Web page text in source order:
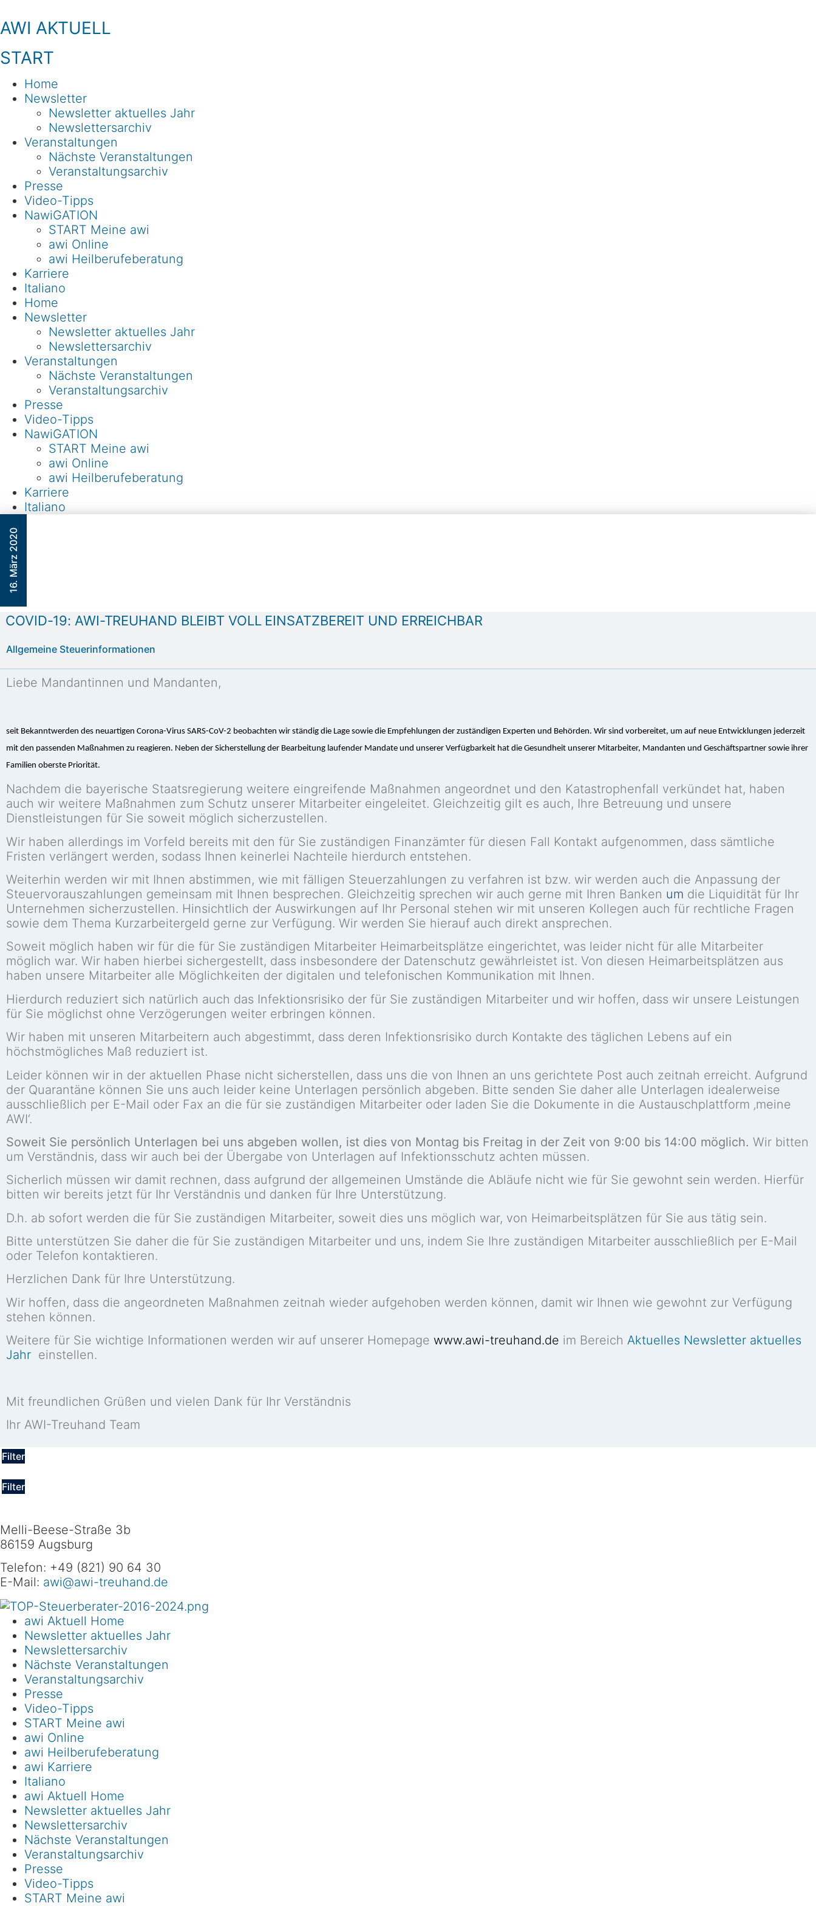
Inhalt
springen
AWI AKTUELL
START
Home
Newsletter
Newsletter aktuelles Jahr
Newslettersarchiv
Veranstaltungen
Nächste Veranstaltungen
Veranstaltungsarchiv
Presse
Video-Tipps
NawiGATION
START Meine awi
awi Online
awi Heilberufeberatung
Karriere
Italiano
Home
Newsletter
Newsletter aktuelles Jahr
Newslettersarchiv
Veranstaltungen
Nächste Veranstaltungen
Veranstaltungsarchiv
Presse
Video-Tipps
NawiGATION
START Meine awi
awi Online
awi Heilberufeberatung
Karriere
Italiano
16. März 2020
COVID-19: AWI-TREUHAND BLEIBT VOLL EINSATZBEREIT UND ERREICHBAR
Allgemeine Steuerinformationen
Liebe Mandantinnen und Mandanten,
seit Bekanntwerden des neuartigen Corona-Virus SARS-CoV-2 beobachten wir ständig die Lage sowie die Empfehlungen der zuständigen Experten und Behörden. Wir sind vorbereitet, um auf neue Entwicklungen jederzeit
mit den passenden Maßnahmen zu reagieren. Neben der Sicherstellung der Bearbeitung laufender Mandate und unserer Verfügbarkeit hat die Gesundheit unserer Mitarbeiter, Mandanten und Geschäftspartner sowie ihrer
Familien oberste Priorität.
Nachdem die bayerische Staatsregierung weitere eingreifende Maßnahmen angeordnet und den Katastrophenfall verkündet hat, haben
auch wir weitere Maßnahmen zum Schutz unserer Mitarbeiter eingeleitet. Gleichzeitig gilt es auch, Ihre Betreuung und unsere
Dienstleistungen für Sie soweit möglich sicherzustellen.
Wir haben allerdings im Vorfeld bereits mit den für Sie zuständigen Finanzämter für diesen Fall Kontakt aufgenommen, dass sämtliche
Fristen verlängert werden, sodass Ihnen keinerlei Nachteile hierdurch entstehen.
Weiterhin werden wir mit Ihnen abstimmen, wie mit fälligen Steuerzahlungen zu verfahren ist bzw. wir werden auch die Anpassung der
Steuervorauszahlungen gemeinsam mit Ihnen besprechen. Gleichzeitig sprechen wir auch gerne mit Ihren Banken um die Liquidität für Ihr
Unternehmen sicherzustellen. Hinsichtlich der Auswirkungen auf Ihr Personal stehen wir mit unseren Kollegen auch für rechtliche Fragen
sowie dem Thema Kurzarbeitergeld gerne zur Verfügung. Wir werden Sie hierauf auch direkt ansprechen.
Soweit möglich haben wir für die für Sie zuständigen Mitarbeiter Heimarbeitsplätze eingerichtet, was leider nicht für alle Mitarbeiter
möglich war. Wir haben hierbei sichergestellt, dass insbesondere der Datenschutz gewährleistet ist. Von diesen Heimarbeitsplätzen aus
haben unsere Mitarbeiter alle Möglichkeiten der digitalen und telefonischen Kommunikation mit Ihnen.
Hierdurch reduziert sich natürlich auch das Infektionsrisiko der für Sie zuständigen Mitarbeiter und wir hoffen, dass wir unsere Leistungen
für Sie möglichst ohne Verzögerungen weiter erbringen können.
Wir haben mit unseren Mitarbeitern auch abgestimmt, dass deren Infektionsrisiko durch Kontakte des täglichen Lebens auf ein
höchstmögliches Maß reduziert ist.
Leider können wir in der aktuellen Phase nicht sicherstellen, dass uns die von Ihnen an uns gerichtete Post auch zeitnah erreicht. Aufgrund
der Quarantäne können Sie uns auch leider keine Unterlagen persönlich abgeben. Bitte senden Sie daher alle Unterlagen idealerweise
ausschließlich per E-Mail oder Fax an die für sie zuständigen Mitarbeiter oder laden Sie die Dokumente in die Austauschplattform ‚meine
AWI‘.
Soweit Sie persönlich Unterlagen bei uns abgeben wollen, ist dies von Montag bis Freitag in der Zeit von 9:00 bis 14:00 möglich. Wir bitten
um Verständnis, dass wir auch bei der Übergabe von Unterlagen auf Infektionsschutz achten müssen.
Sicherlich müssen wir damit rechnen, dass aufgrund der allgemeinen Umstände die Abläufe nicht wie für Sie gewohnt sein werden. Hierfür
bitten wir bereits jetzt für Ihr Verständnis und danken für Ihre Unterstützung.
D.h. ab sofort werden die für Sie zuständigen Mitarbeiter, soweit dies uns möglich war, von Heimarbeitsplätzen für Sie aus tätig sein.
Bitte unterstützen Sie daher die für Sie zuständigen Mitarbeiter und uns, indem Sie Ihre zuständigen Mitarbeiter ausschließlich per E-Mail
oder Telefon kontaktieren.
Herzlichen Dank für Ihre Unterstützung.
Wir hoffen, dass die angeordneten Maßnahmen zeitnah wieder aufgehoben werden können, damit wir Ihnen wie gewohnt zur Verfügung
stehen können.
Weitere für Sie wichtige Informationen werden wir auf unserer Homepage www.awi-treuhand.de im Bereich Aktuelles Newsletter aktuelles
Jahr einstellen.
Mit freundlichen Grüßen und vielen Dank für Ihr Verständnis
Ihr AWI-Treuhand Team
Filter
Filter
Melli-Beese-Straße 3b
86159 Augsburg
Telefon: +49 (821) 90 64 30
E-Mail: awi@awi-treuhand.de
awi Aktuell Home
Newsletter aktuelles Jahr
Newslettersarchiv
Nächste Veranstaltungen
Veranstaltungsarchiv
Presse
Video-Tipps
START Meine awi
awi Online
awi Heilberufeberatung
awi Karriere
Italiano
awi Aktuell Home
Newsletter aktuelles Jahr
Newslettersarchiv
Nächste Veranstaltungen
Veranstaltungsarchiv
Presse
Video-Tipps
START Meine awi